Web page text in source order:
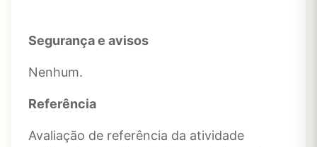
Segurança e avisos
Nenhum.
Referência
Avaliação de referência da atividade